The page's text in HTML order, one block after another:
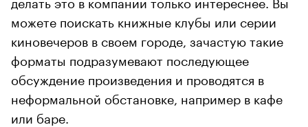
можете поискать книжные клубы или серии
киновечеров в своем городе, зачастую такие
форматы подразумевают последующее
обсуждение произведения и проводятся в
неформальной обстановке, например в кафе
или баре.